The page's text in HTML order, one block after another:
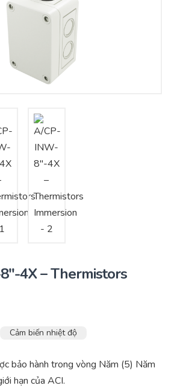
cảm biến
thiết bị điều khiển
pháp quản lý cho toà nhà (BMS)
kế – Cung cấp thiết bị HVAC
thi công tủ điều khiển
đặt hệ thống HVAC
4X – Thermistors
Cảm biến nhiệt độ
bảo hành trong vòng Năm (5) Năm
hạn của ACI.